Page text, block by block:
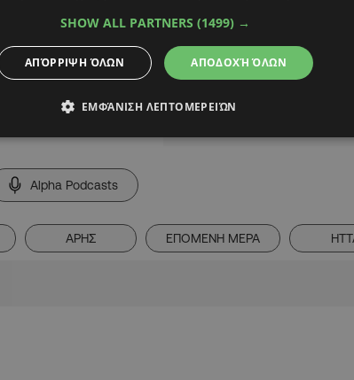
Alpha Podcasts
ΑΡΗΣ ΕΠΟΜΕΝΗ ΜΕΡΑ
SHOW ALL PARTNERS (1499) →
ΑΠΟΔΟΧΉ ΌΛΩΝ
ΑΠΌΡΡΙΨΗ ΌΛΩΝ
ΕΜΦΆΝΙΣΗ ΛΕΠΤΟΜΕΡΕΙΏΝ